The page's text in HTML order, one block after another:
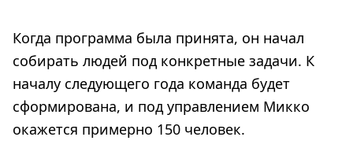
Когда программа была принята, он начал
собирать людей под конкретные задачи. К
началу следующего года команда будет
сформирована, и под управлением Микко
окажется примерно 150 человек.